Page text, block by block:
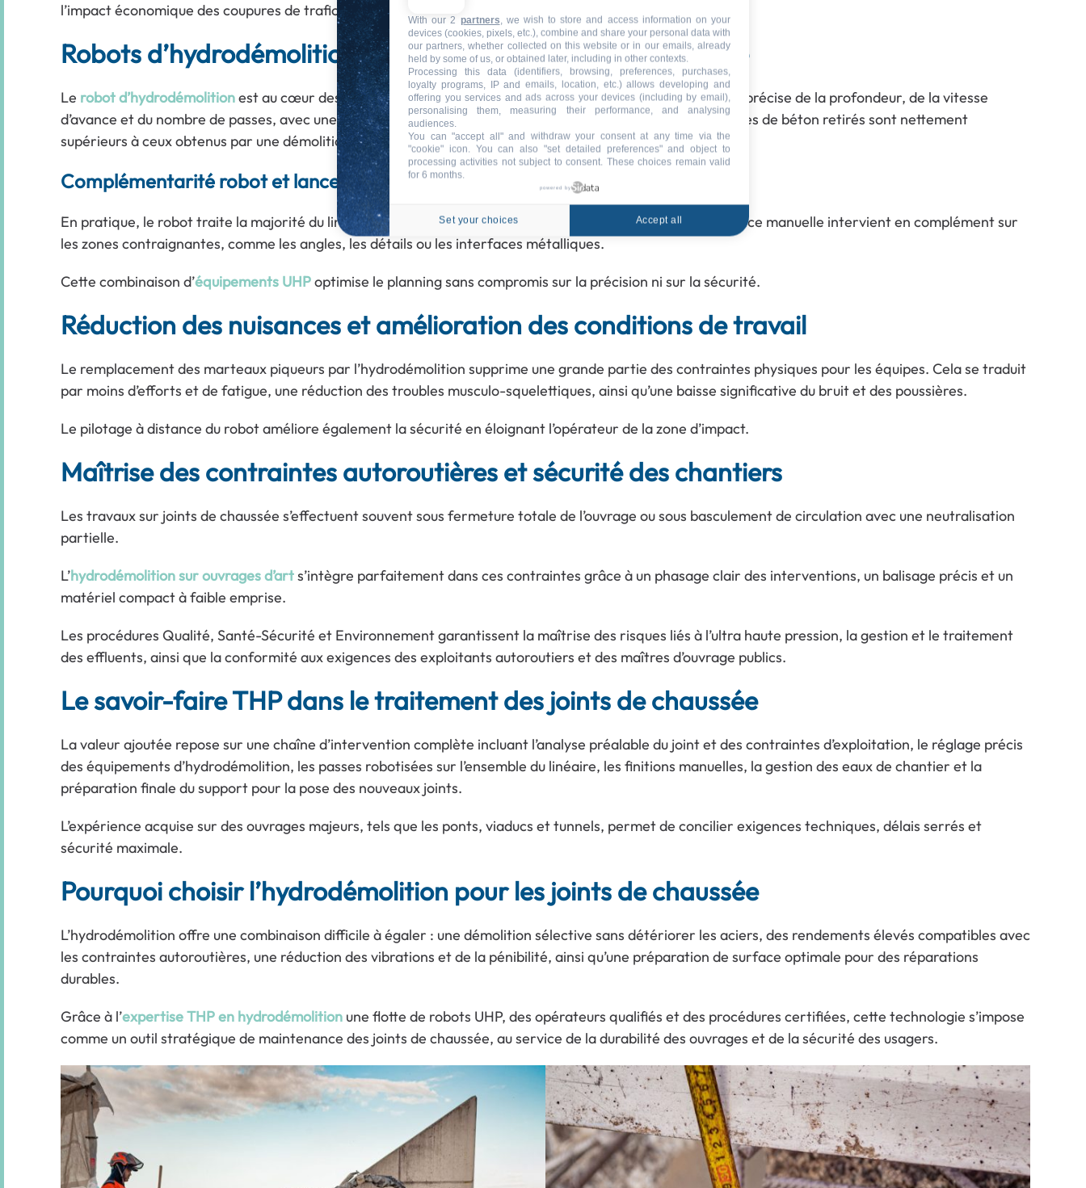
l’impact économique des coupures de trafic.
Robots d’hydrodémolition : un levier majeur de performance
Le robot d’hydrodémolitionest au cœur des gains de temps et de régularité. Il permet une programmation précise de la profondeur, de la vitesse
d’avance et du nombre de passes, avec une pression et un débit adaptés à chaque configuration. Les volumes de béton retirés sont nettement
supérieurs à ceux obtenus par une démolition manuelle.
Complémentarité robot et lance UHP
En pratique, le robot traite la majorité du linéaire, notamment les feuillures, les rives et les longrines. La lance manuelle intervient en complément sur
les zones contraignantes, comme les angles, les détails ou les interfaces métalliques.
Cette combinaison d’équipements UHPoptimise le planning sans compromis sur la précision ni sur la sécurité.
Réduction des nuisances et amélioration des conditions de travail
Le remplacement des marteaux piqueurs par l’hydrodémolition supprime une grande partie des contraintes physiques pour les équipes. Cela se traduit
par moins d’efforts et de fatigue, une réduction des troubles musculo-squelettiques, ainsi qu’une baisse significative du bruit et des poussières.
Le pilotage à distance du robot améliore également la sécurité en éloignant l’opérateur de la zone d’impact.
Maîtrise des contraintes autoroutières et sécurité des chantiers
Les travaux sur joints de chaussée s’effectuent souvent sous fermeture totale de l’ouvrage ou sous basculement de circulation avec une neutralisation
partielle.
L’hydrodémolition sur ouvrages d’arts’intègre parfaitement dans ces contraintes grâce à un phasage clair des interventions, un balisage précis et un
matériel compact à faible emprise.
Les procédures Qualité, Santé-Sécurité et Environnement garantissent la maîtrise des risques liés à l’ultra haute pression, la gestion et le traitement
des effluents, ainsi que la conformité aux exigences des exploitants autoroutiers et des maîtres d’ouvrage publics.
Le savoir-faire THP dans le traitement des joints de chaussée
La valeur ajoutée repose sur une chaîne d’intervention complète incluant l’analyse préalable du joint et des contraintes d’exploitation, le réglage précis
des équipements d’hydrodémolition, les passes robotisées sur l’ensemble du linéaire, les finitions manuelles, la gestion des eaux de chantier et la
préparation finale du support pour la pose des nouveaux joints.
L’expérience acquise sur des ouvrages majeurs, tels que les ponts, viaducs et tunnels, permet de concilier exigences techniques, délais serrés et
sécurité maximale.
Pourquoi choisir l’hydrodémolition pour les joints de chaussée
L’hydrodémolition offre une combinaison difficile à égaler : une démolition sélective sans détériorer les aciers, des rendements élevés compatibles avec
les contraintes autoroutières, une réduction des vibrations et de la pénibilité, ainsi qu’une préparation de surface optimale pour des réparations
durables.
Grâce à l’expertise THP en hydrodémolitionune flotte de robots UHP, des opérateurs qualifiés et des procédures certifiées, cette technologie s’impose
comme un outil stratégique de maintenance des joints de chaussée, au service de la durabilité des ouvrages et de la sécurité des usagers.
With our 2 partners , we wish to store and access information on your
devices (cookies, pixels, etc.), combine and share your personal data with
our partners, whether collected on this website or in our emails, already
held by some of us, or obtained later, including in other contexts.
Processing this data (identifiers, browsing, preferences, purchases,
loyalty programs, IP and emails, location, etc.) allows developing and
offering you services and ads across your devices (including by email),
personalising them, measuring their performance, and analysing
audiences.
You can "accept all" and withdraw your consent at any time via the
"cookie" icon. You can also "set detailed preferences" and object to
processing activities not subject to consent. These choices remain valid
for 6 months.
powered by
Set your choices Accept all